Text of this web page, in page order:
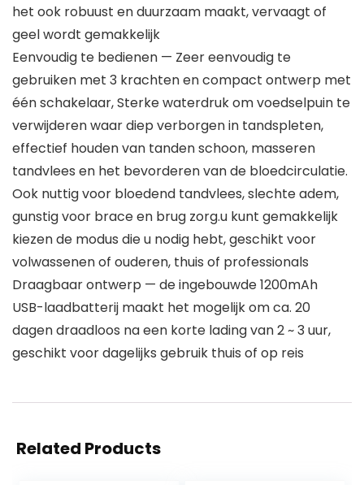
het ook robuust en duurzaam maakt, vervaagt of
geel wordt gemakkelijk
Eenvoudig te bedienen — Zeer eenvoudig te
gebruiken met 3 krachten en compact ontwerp met
één schakelaar, Sterke waterdruk om voedselpuin te
verwijderen waar diep verborgen in tandspleten,
effectief houden van tanden schoon, masseren
tandvlees en het bevorderen van de bloedcirculatie.
Ook nuttig voor bloedend tandvlees, slechte adem,
gunstig voor brace en brug zorg.u kunt gemakkelijk
kiezen de modus die u nodig hebt, geschikt voor
volwassenen of ouderen, thuis of professionals
Draagbaar ontwerp — de ingebouwde 1200mAh
USB-laadbatterij maakt het mogelijk om ca. 20
dagen draadloos na een korte lading van 2 ~ 3 uur,
geschikt voor dagelijks gebruik thuis of op reis
Related Products